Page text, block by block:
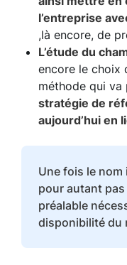
l’entreprise
,là encore, de
L’étude du
encore le choix
méthode qui va
stratégie de
aujourd’hui en
Une fois le nom
pour autant
préalable
disponibilité du